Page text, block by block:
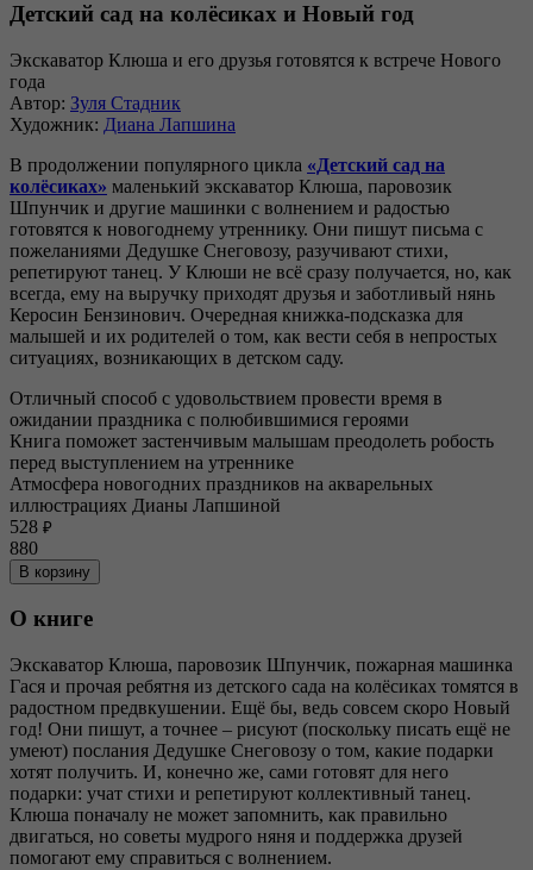
Детский сад на колёсиках и Новый год
Экскаватор Клюша и его друзья готовятся к встрече Нового
года
Автор: Зуля Стадник
Художник: Диана Лапшина
В продолжении популярного цикла «Детский сад на
колёсиках» маленький экскаватор Клюша, паровозик
Шпунчик и другие машинки с волнением и радостью
готовятся к новогоднему утреннику. Они пишут письма с
пожеланиями Дедушке Снеговозу, разучивают стихи,
репетируют танец. У Клюши не всё сразу получается, но, как
всегда, ему на выручку приходят друзья и заботливый нянь
Керосин Бензинович. Очередная книжка-подсказка для
малышей и их родителей о том, как вести себя в непростых
ситуациях, возникающих в детском саду.
Отличный способ с удовольствием провести время в
ожидании праздника с полюбившимися героями
Книга поможет застенчивым малышам преодолеть робость
перед выступлением на утреннике
Атмосфера новогодних праздников на акварельных
иллюстрациях Дианы Лапшиной
528 ₽
880
В корзину
О книге
Экскаватор Клюша, паровозик Шпунчик, пожарная машинка
Гася и прочая ребятня из детского сада на колёсиках томятся в
радостном предвкушении. Ещё бы, ведь совсем скоро Новый
год! Они пишут, а точнее – рисуют (поскольку писать ещё не
умеют) послания Дедушке Снеговозу о том, какие подарки
хотят получить. И, конечно же, сами готовят для него
подарки: учат стихи и репетируют коллективный танец.
Клюша поначалу не может запомнить, как правильно
двигаться, но советы мудрого няня и поддержка друзей
помогают ему справиться с волнением.